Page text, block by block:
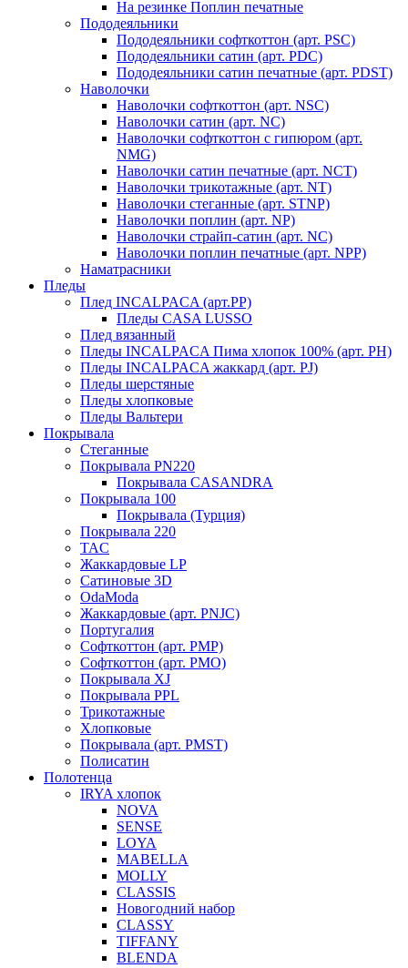
На резинке Поплин печатные
Пододеяльники
Пододеяльники софткоттон (арт. PSC)
Пододеяльники сатин (арт. PDC)
Пододеяльники сатин печатные (арт. PDST)
Наволочки
Наволочки софткоттон (арт. NSC)
Наволочки сатин (арт. NC)
Наволочки софткоттон с гипюром (арт.
NMG)
Наволочки сатин печатные (арт. NCT)
Наволочки трикотажные (арт. NT)
Наволочки стеганные (арт. STNP)
Наволочки поплин (арт. NP)
Наволочки страйп-сатин (арт. NC)
Наволочки поплин печатные (арт. NPP)
Наматрасники
Пледы
Плед INCALPACA (арт.PP)
Пледы CASA LUSSO
Плед вязанный
Пледы INCALPACA Пима хлопок 100% (арт. PH)
Пледы INCALPACA жаккард (арт. PJ)
Пледы шерстяные
Пледы хлопковые
Пледы Вальтери
Покрывала
Стеганные
Покрывала PN220
Покрывала CASANDRA
Покрывала 100
Покрывала (Турция)
Покрывала 220
TAC
Жаккардовые LP
Сатиновые 3D
OdaModa
Жаккардовые (арт. PNJC)
Португалия
Софткоттон (арт. PMP)
Софткоттон (арт. PMO)
Покрывала XJ
Покрывала PPL
Трикотажные
Хлопковые
Покрывала (арт. PMST)
Полисатин
Полотенца
IRYA хлопок
NOVA
SENSE
LOYA
MABELLA
MOLLY
CLASSIS
Новогодний набор
CLASSY
TIFFANY
BLENDA